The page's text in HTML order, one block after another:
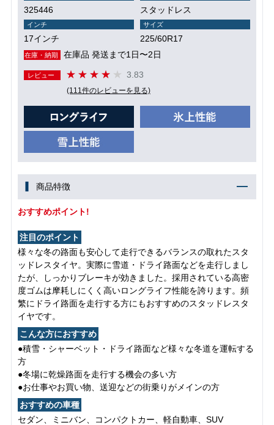
325446 スタッドレス
インチ
17インチ
サイズ
225/60R17
在庫・納期 在庫品 発送まで1日〜2日
レビュー 3.83
(111件のレビューを見る)
商品特徴
おすすめポイント!
注目のポイント
様々な冬の路面も安心して走行できるバランスの取れたスタ
ッドレスタイヤ。実際に雪道・ドライ路面などを走行しまし
たが、しっかりブレーキが効きました。採用されている高密
度ゴムは摩耗しにくく高いロングライフ性能を誇ります。頻
繁にドライ路面を走行する方にもおすすめのスタッドレスタ
イヤです。
こんな方におすすめ
●積雪・シャーベット・ドライ路面など様々な冬道を運転する
方
●冬場に乾燥路面を走行する機会の多い方
●お仕事やお買い物、送迎などの街乗りがメインの方
おすすめの車種
セダン、ミニバン、コンパクトカー、軽自動車、SUV